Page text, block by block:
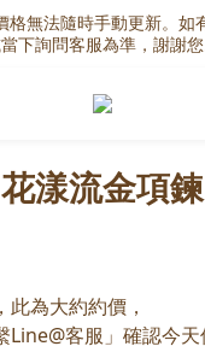
格無法隨時手動更新。如
下詢問客服為準，謝謝您
花漾流金項鍊
為大約約價，
客服」確認今天